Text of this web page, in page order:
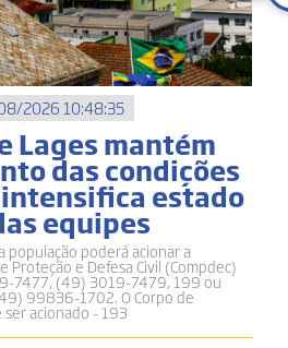
2026 10:48:35
Lages mantém
das condições
estado
equipes
população poderá acionar a
Proteção e Defesa Civil (Compdec)
7477, (49) 3019-7479, 199 ou
99836-1702. O Corpo de
acionado - 193